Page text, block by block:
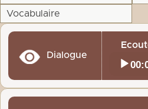
Vocabulaire
Dialogue
time